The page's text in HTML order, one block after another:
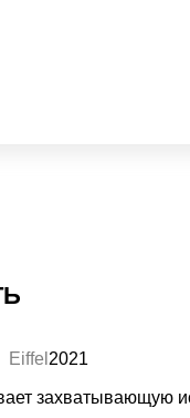
Eiffel 2021
захватывающую